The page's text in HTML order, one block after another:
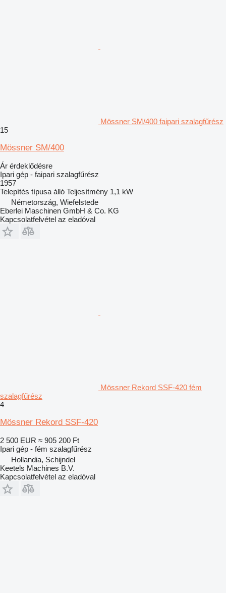
Mössner SM/400 faipari szalagfűrész
15
Mössner SM/400
Ár érdeklődésre
Ipari gép - faipari szalagfűrész
1957
Telepítés típusa álló Teljesítmény 1,1 kW
Németország, Wiefelstede
Eberlei Maschinen GmbH & Co. KG
Kapcsolatfelvétel az eladóval
Mössner Rekord SSF-420 fém
szalagfűrész
4
Mössner Rekord SSF-420
2 500 EUR ≈ 905 200 Ft
Ipari gép - fém szalagfűrész
Hollandia, Schijndel
Keetels Machines B.V.
Kapcsolatfelvétel az eladóval